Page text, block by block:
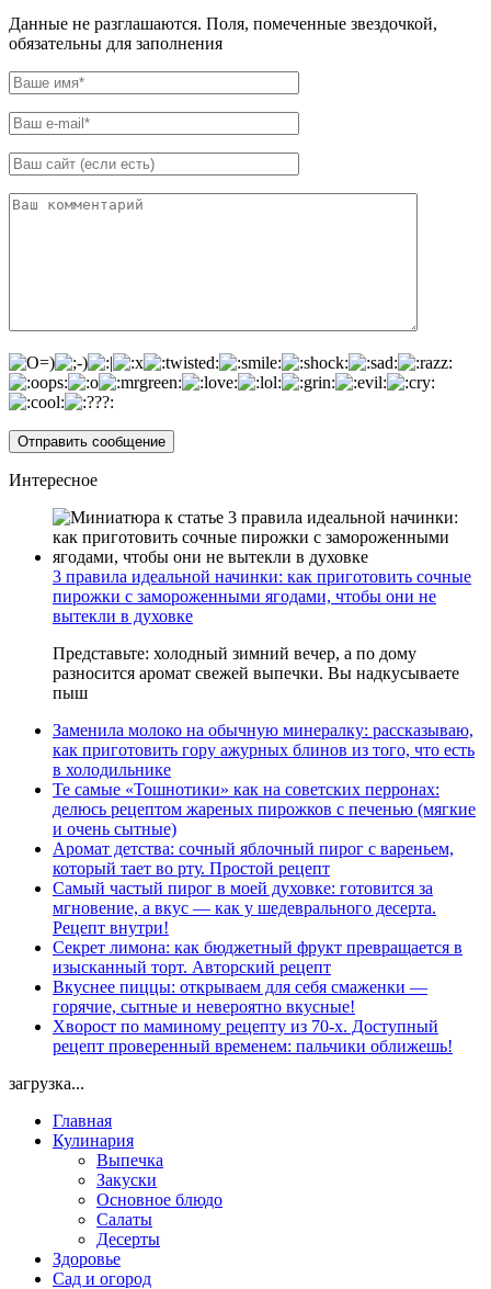
Данные не разглашаются. Поля, помеченные звездочкой,
обязательны для заполнения
Интересное
3 правила идеальной начинки: как приготовить сочные
пирожки с замороженными ягодами, чтобы они не
вытекли в духовке
Представьте: холодный зимний вечер, а по дому
разносится аромат свежей выпечки. Вы надкусываете
пыш
Заменила молоко на обычную минералку: рассказываю,
как приготовить гору ажурных блинов из того, что есть
в холодильнике
Те самые «Тошнотики» как на советских перронах:
делюсь рецептом жареных пирожков с печенью (мягкие
и очень сытные)
Аромат детства: сочный яблочный пирог с вареньем,
который тает во рту. Простой рецепт
Самый частый пирог в моей духовке: готовится за
мгновение, а вкус — как у шедеврального десерта.
Рецепт внутри!
Секрет лимона: как бюджетный фрукт превращается в
изысканный торт. Авторский рецепт
Вкуснее пиццы: открываем для себя смаженки —
горячие, сытные и невероятно вкусные!
Хворост по маминому рецепту из 70-х. Доступный
рецепт проверенный временем: пальчики оближешь!
загрузка...
Главная
Кулинария
Выпечка
Закуски
Основное блюдо
Салаты
Десерты
Здоровье
Сад и огород